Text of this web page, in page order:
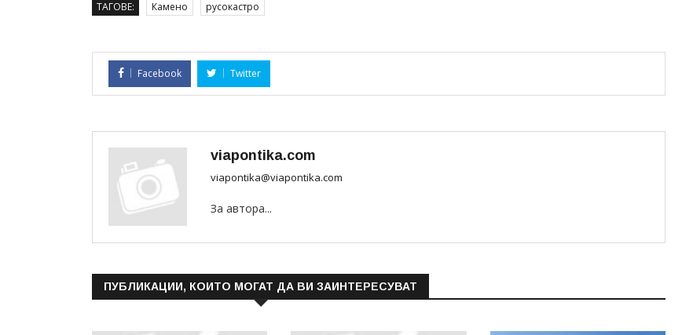
ТАГОВЕ: Камено русокастро
Facebook Twitter
viapontika.com
viapontika@viapontika.com
За автора...
ПУБЛИКАЦИИ, КОИТО МОГАТ ДА ВИ ЗАИНТЕРЕСУВАТ